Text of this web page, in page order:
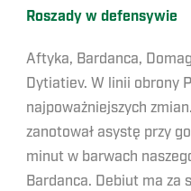
Roszady w defensywie
Aftyka, Bardanca,
Dytiatiev. W linii obrony
najpoważniejszych
zanotował asystę przy
minut w barwach
Bardanca. Debiut ma za